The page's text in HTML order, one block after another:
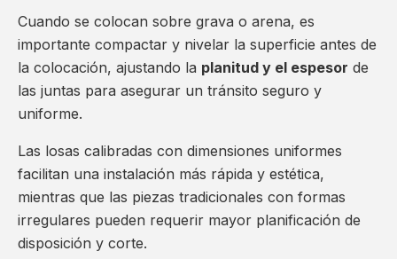
Cuando se colocan sobre grava o arena, es
importante compactar y nivelar la superficie antes de
la colocación, ajustando la planitud y el espesor de
las juntas para asegurar un tránsito seguro y
uniforme.
Las losas calibradas con dimensiones uniformes
facilitan una instalación más rápida y estética,
mientras que las piezas tradicionales con formas
irregulares pueden requerir mayor planificación de
disposición y corte.